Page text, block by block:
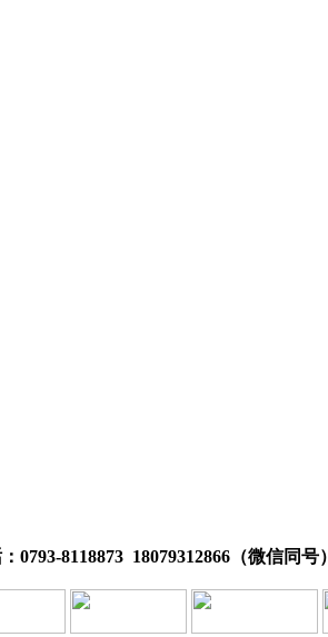
0793-8118873 18079312866（微信同号）